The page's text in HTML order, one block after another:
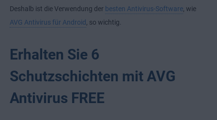
Deshalb ist die Verwendung der besten Antivirus-Software, wie
AVG Antivirus für Android , so wichtig.
Erhalten Sie 6
Schutzschichten mit AVG
Antivirus FREE